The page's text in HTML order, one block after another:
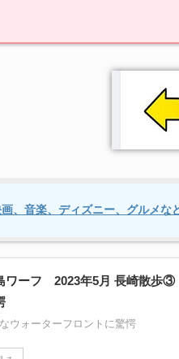
、音楽、ディズニー、グルメな
ワーフ 2023年5月 長崎散歩
ウォーターフロントに驚愕